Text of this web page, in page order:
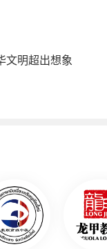
文明超出想象